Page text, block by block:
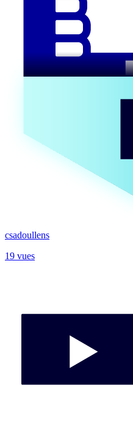
csadoullens
19 vues